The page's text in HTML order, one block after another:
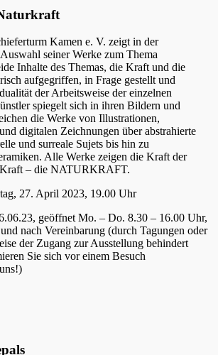
Kamen e. V. zeigt in der
seiner Werke zum Thema
Inhalte des Themas, die Kraft und die
aufgegriffen, in Frage gestellt und
der Arbeitsweise der einzelnen
spiegelt sich in ihren Bildern und
die Werke von Illustrationen,
digitalen Zeichnungen über abstrahierte
und surreale Sujets bis hin zu
Alle Werke zeigen die Kraft der
– die NATURKRAFT.
27. April 2023, 19.00 Uhr
geöffnet Mo. – Do. 8.30 – 16.00 Uhr,
nach Vereinbarung (durch Tagungen oder
der Zugang zur Ausstellung behindert
Sie sich vor einem Besuch